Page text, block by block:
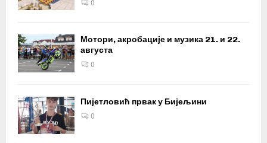
0
Мотори, акробације и музика 21. и 22.
августа
0
Пијетловић првак у Бијељини
0